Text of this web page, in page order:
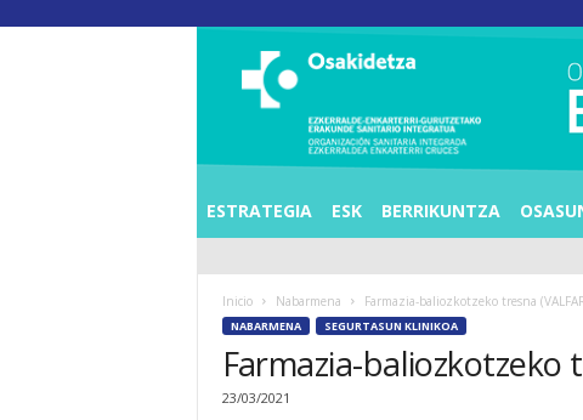
A
ESTRATEGIA ESK BERRIKUNTZA
Inicio Nabarmena Farmazia-baliozkotzeko tresna
NABARMENA SEGURTASUN KLINIKOA
Farmazia-baliozkotzeko
23/03/2021